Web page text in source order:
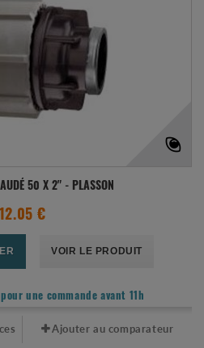
50 X 2" - PLASSON
12.05 €
VOIR LE PRODUIT
une commande avant 11h
Ajouter au comparateur